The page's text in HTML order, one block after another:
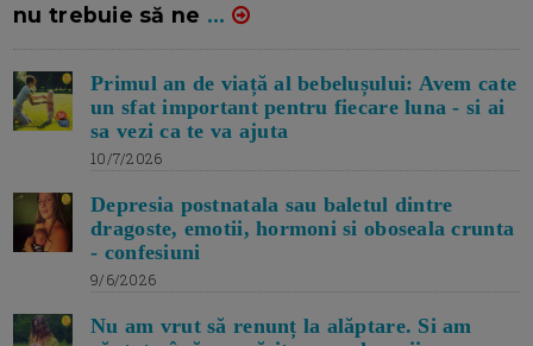
nu trebuie să ne ...
Primul an de viață al bebelușului: Avem cate
un sfat important pentru fiecare luna - si ai
sa vezi ca te va ajuta
10/7/2026
Depresia postnatala sau baletul dintre
dragoste, emotii, hormoni si oboseala crunta
- confesiuni
9/6/2026
Nu am vrut să renunț la alăptare. Si am